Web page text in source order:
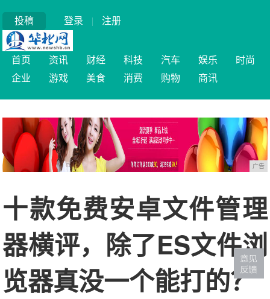
投稿 登录 | 注册
首页 资讯 财经 科技 汽车 娱乐
时尚
企业
游戏 美食 消费 购物 商讯
广告
十款免费安卓文件管理
器横评，除了ES文件浏
览器真没一个能打的？